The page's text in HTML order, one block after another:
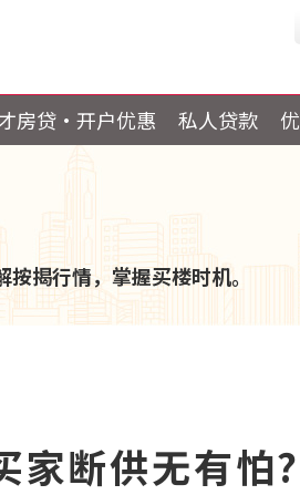
房贷・开户优惠 私人贷款
揭行情，掌握买楼时机。
家断供无有怕?